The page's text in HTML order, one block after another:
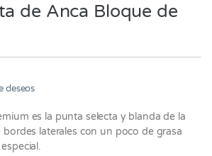
de Anca Bloque de
deseos
es la punta selecta y blanda de la
laterales con un poco de grasa